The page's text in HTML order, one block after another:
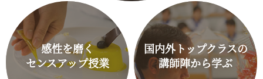
感性を磨く
センスアップ授業
国内外トップクラスの
講師陣から学ぶ